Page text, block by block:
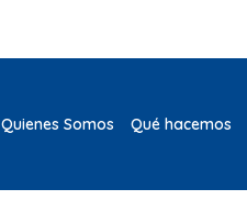
Quienes Somos Qué hacemos